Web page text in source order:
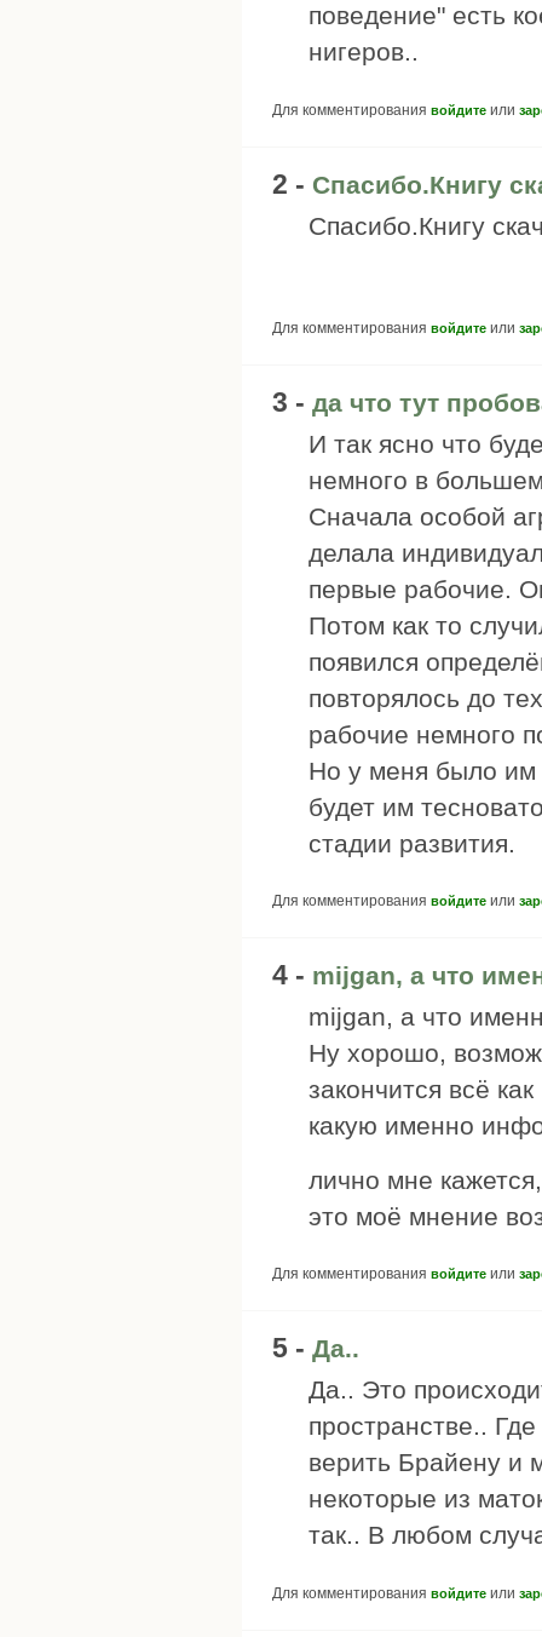
поведение" есть
нигеров..
Для комментирования войдите или
2 - Спасибо.Книгу
Спасибо.Книгу
Для комментирования войдите или
3 - да что тут
И так ясно что
немного в
Сначала особой
делала
первые рабочие.
Потом как то
появился
повторялось до
рабочие немного
Но у меня было им
будет им
стадии развития.
Для комментирования войдите или
4 - mijgan, а что
mijgan, а что
Ну хорошо,
закончится всё
какую именно
лично мне
это моё мнение
Для комментирования войдите или
5 - Да..
Да.. Это
пространстве..
верить Брайену и
некоторые из
так.. В любом
Для комментирования войдите или